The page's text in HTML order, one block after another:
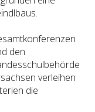
den
verleihen
die